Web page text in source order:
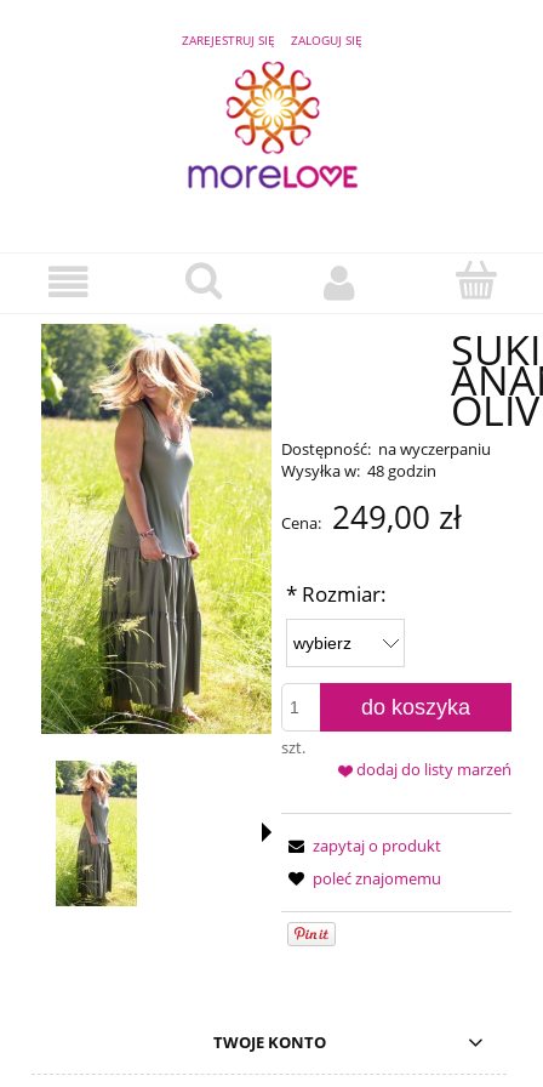
ZAREJESTRUJ SIĘ ZALOGUJ SIĘ
Dostępność: na wyczerpaniu
Wysyłka w: 48 godzin
Cena: 249,00 zł
*Rozmiar:
szt.
do koszyka
dodaj do listy marzeń
zapytaj o produkt
poleć znajomemu
TWOJE KONTO